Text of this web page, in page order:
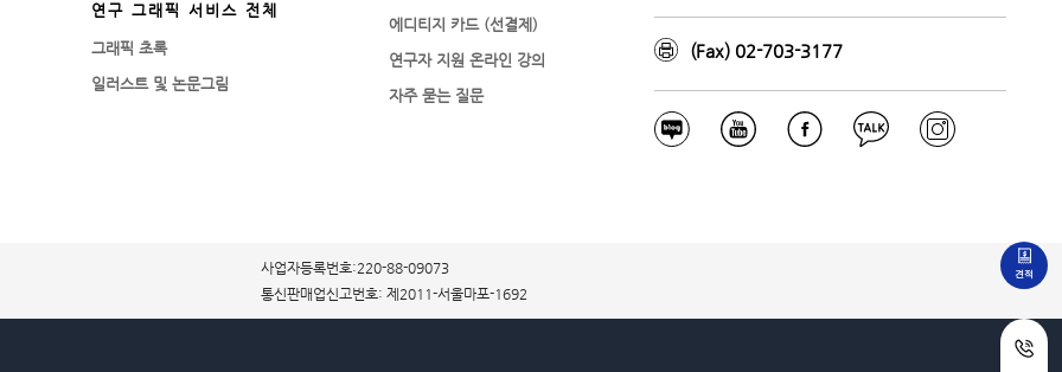
견적
연구 그래픽 서비스 전체
그래픽 초록
일러스트 및 논문그림
에디티지 카드 (선결제)
연구자 지원 온라인 강의
자주 묻는 질문
(Fax) 02-703-3177
사업자등록번호:220-88-09073
통신판매업신고번호: 제2011-서울마포-1692